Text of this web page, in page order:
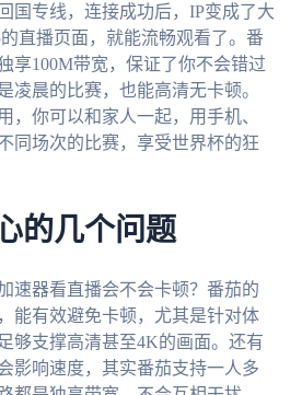
国专线，连接成功后，IP变成了大
直播页面，就能流畅观看了。番
享100M带宽，保证了你不会错过
凌晨的比赛，也能高清无卡顿。
，你可以和家人一起，用手机、
同场次的比赛，享受世界杯的狂
的几个问题
速器看直播会不会卡顿？番茄的
能有效避免卡顿，尤其是针对体
够支撑高清甚至4K的画面。还有
影响速度，其实番茄支持一人多